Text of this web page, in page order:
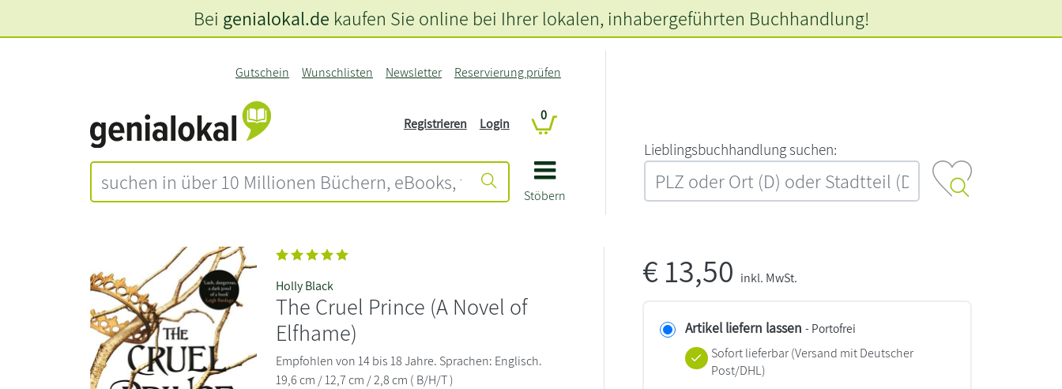
Stöbern
Gutschein Wunschlisten Newsletter Reservierung prüfen
Registrieren Login
0
L‍i‍e‍b‍l‍i‍n‍g‍s‍b‍u‍c‍h‍h‍a‍n‍d‍l‍u‍n‍g‍ ‍s‍u‍c‍h‍e‍n‍:‍
Bei genialokal.de kaufen Sie online bei Ihrer lokalen, inhabergeführten Buchhandlung!
Holly Black
The Cruel Prince (A Novel of
Elfhame)
Empfohlen von 14 bis 18 Jahre. Sprachen: Englisch.
19,6 cm / 12,7 cm / 2,8 cm ( B/H/T )
€13,50 inkl. MwSt.
Artikel liefern lassen - Portofrei
Sofort lieferbar(Versand mit Deutscher
Post/DHL)